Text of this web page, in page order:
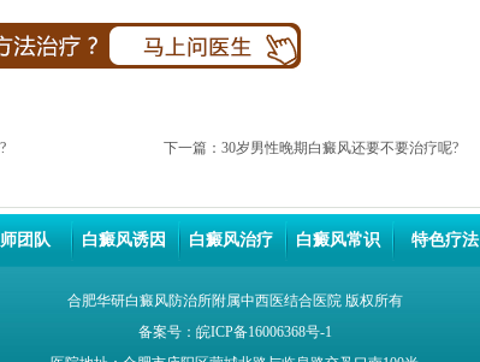
下一篇： 30岁男性晚期白癜风还要不要治疗呢?
团队 白癜风诱因 白癜风治疗 白癜风常识 特色疗法
合肥华研白癜风防治所附属中西医结合医院版权所有
备案号： 皖ICP备16006368号-1